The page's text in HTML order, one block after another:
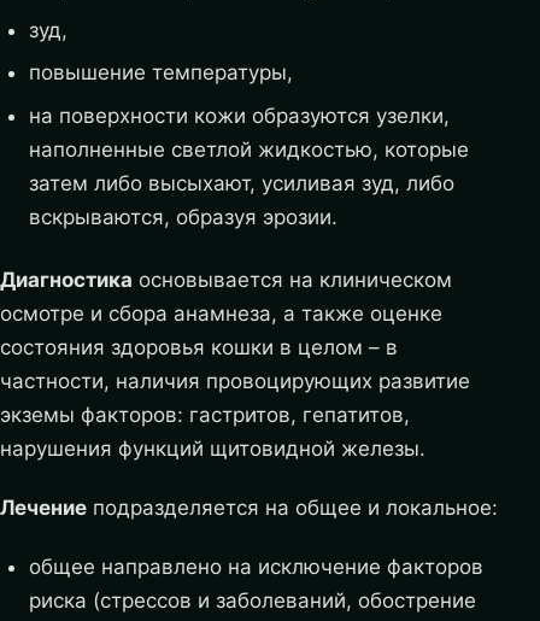
зуд,
повышение температуры,
на поверхности кожи образуются узелки,
наполненные светлой жидкостью, которые
затем либо высыхают, усиливая зуд, либо
вскрываются, образуя эрозии.
Диагностика основывается на клиническом
осмотре и сбора анамнеза, а также оценке
состояния здоровья кошки в целом – в
частности, наличия провоцирующих развитие
экземы факторов: гастритов, гепатитов,
нарушения функций щитовидной железы.
Лечение подразделяется на общее и локальное:
общее направлено на исключение факторов
риска (стрессов и заболеваний, обострение